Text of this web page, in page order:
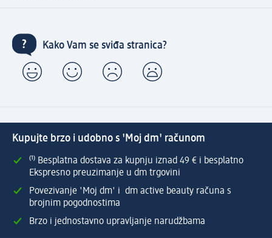
Kako Vam se sviđa stranica?
Kupujte brzo i udobno s 'Moj dm' računom
⁽¹⁾ Besplatna dostava za kupnju iznad 49 € i besplatno
Ekspresno preuzimanje u dm trgovini
Povezivanje 'Moj dm' i dm active beauty računa s
brojnim pogodnostima
Brzo i jednostavno upravljanje narudžbama